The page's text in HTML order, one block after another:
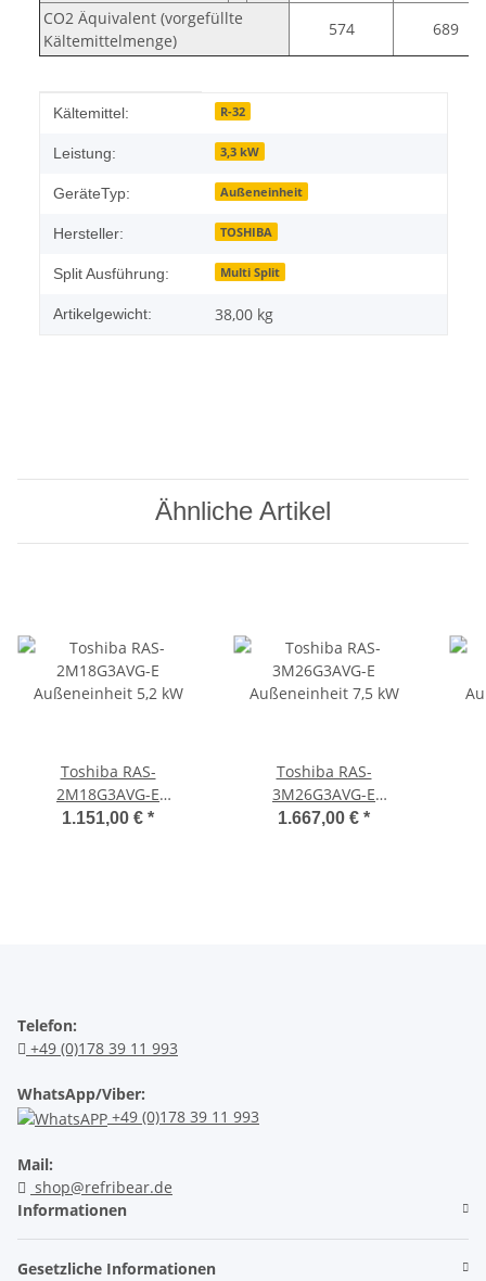
CO2 Äquivalent (vorgefüllte
Kältemittelmenge)
574 689
Produkteigenschaft
Wert
Kältemittel: R-32
Leistung: 3,3 kW
GeräteTyp: Außeneinheit
Hersteller: TOSHIBA
Split Ausführung: Multi Split
Artikelgewicht: 38,00 kg
Ähnliche Artikel
Toshiba RAS-
2M18G3AVG-E
Außeneinheit 5,2 kW
1.151,00 € *
Toshiba RAS-
3M26G3AVG-E
Außeneinheit 7,5 kW
1.667,00 € *
Telefon:
+49 (0)178 39 11 993
WhatsApp/Viber:
+49 (0)178 39 11 993
Mail:
shop@refribear.de
Informationen
Gesetzliche Informationen